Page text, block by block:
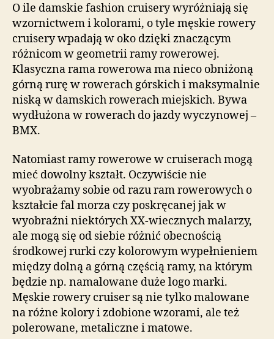
O ile damskie fashion cruisery wyróżniają się
wzornictwem i kolorami, o tyle męskie rowery
cruisery wpadają w oko dzięki znaczącym
różnicom w geometrii ramy rowerowej.
Klasyczna rama rowerowa ma nieco obniżoną
górną rurę w rowerach górskich i maksymalnie
niską w damskich rowerach miejskich. Bywa
wydłużona w rowerach do jazdy wyczynowej –
BMX.
Natomiast ramy rowerowe w cruiserach mogą
mieć dowolny kształt. Oczywiście nie
wyobrażamy sobie od razu ram rowerowych o
kształcie fal morza czy poskręcanej jak w
wyobraźni niektórych XX-wiecznych malarzy,
ale mogą się od siebie różnić obecnością
środkowej rurki czy kolorowym wypełnieniem
między dolną a górną częścią ramy, na którym
będzie np. namalowane duże logo marki.
Męskie rowery cruiser są nie tylko malowane
na różne kolory i zdobione wzorami, ale też
polerowane, metaliczne i matowe.